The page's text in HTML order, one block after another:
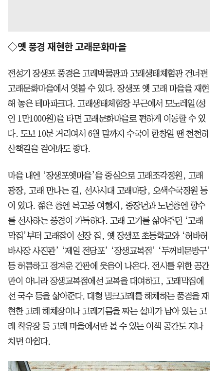
◇옛 풍경 재현한 고래문화마을
전성기 장생포 풍경은 고래박물관과 고래생태체험관 건너편
고래문화마을에서 엿볼 수 있다. 장생포 옛 고래 마을을 재현
해 놓은 테마파크다. 고래생태체험장 부근에서 모노레일(성
인 1만1000원)을 타면 고래문화마을로 편하게 이동할 수 있
다. 도보 10분 거리여서 6월 말까지 수국이 한창일 땐 천천히
산책길을 걸어봐도 좋다.
마을 내엔 ‘장생포옛마을’을 중심으로 고래조각정원, 고래
광장, 고래 만나는 길, 선사시대 고래마당, 오색수국정원 등
이 있다. 젊은 층엔 복고풍 여행지, 중장년과 노년층엔 향수
를 선사하는 풍경이 가득하다. 고래 고기를 삶아주던 ‘고래
막집’부터 고래잡이 선장 집, 옛 장생포 초등학교와 ‘허바허
바사장 사진관’ ‘제일 전당포’ ‘장생교복점’ ‘두꺼비문방구’
등 허름하고 정겨운 간판에 웃음이 나온다. 전시를 위한 공간
만이 아니라 장생교복점에선 교복을 대여하고, 고래막집에
선 국수 등을 삶아준다. 대형 밍크고래를 해체하는 풍경을 재
현한 고래 해체장이나 고래기름을 짜는 설비가 남아 있는 고
래 착유장 등 고래 마을에서만 볼 수 있는 이색 공간도 지나
치면 아쉽다.